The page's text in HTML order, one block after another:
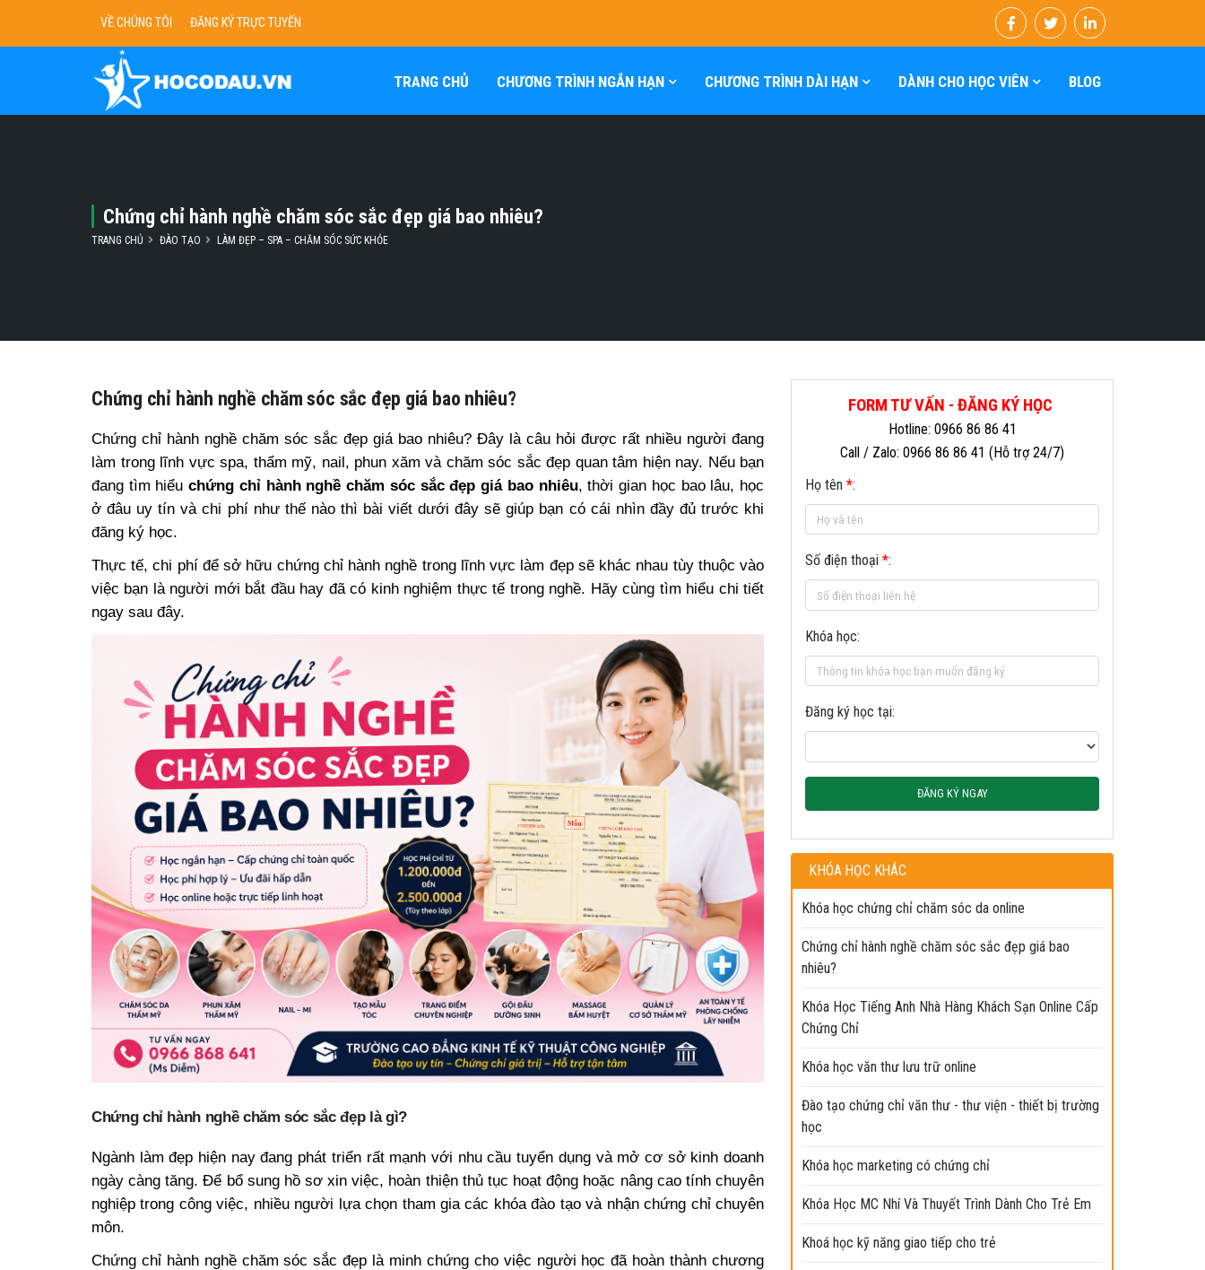
VỀ CHÚNG TÔI ĐĂNG KÝ TRỰC TUYẾN
TRANG CHỦ CHƯƠNG TRÌNH NGẮN HẠN CHƯƠNG TRÌNH DÀI HẠN DÀNH CHO HỌC VIÊN BLOG
Chứng chỉ hành nghề chăm sóc sắc đẹp giá bao nhiêu?
TRANG CHỦ ĐÀO TẠO LÀM ĐẸP – SPA – CHĂM SÓC SỨC KHỎE
Chứng chỉ hành nghề chăm sóc sắc đẹp giá bao nhiêu?
Chứng chỉ hành nghề chăm sóc sắc đẹp giá bao nhiêu? Đây là câu hỏi được rất nhiều người đang
làm trong lĩnh vực spa, thẩm mỹ, nail, phun xăm và chăm sóc sắc đẹp quan tâm hiện nay. Nếu bạn
đang tìm hiểuchứng chỉ hành nghề chăm sóc sắc đẹp giá bao nhiêu, thời gian học bao lâu, học
ở đâu uy tín và chi phí như thế nào thì bài viết dưới đây sẽ giúp bạn có cái nhìn đầy đủ trước khi
đăng ký học.
Thực tế, chi phí để sở hữu chứng chỉ hành nghề trong lĩnh vực làm đẹp sẽ khác nhau tùy thuộc vào
việc bạn là người mới bắt đầu hay đã có kinh nghiệm thực tế trong nghề. Hãy cùng tìm hiểu chi tiết
ngay sau đây.
Chứng chỉ hành nghề chăm sóc sắc đẹp là gì?
Ngành làm đẹp hiện nay đang phát triển rất mạnh với nhu cầu tuyển dụng và mở cơ sở kinh doanh
ngày càng tăng. Để bổ sung hồ sơ xin việc, hoàn thiện thủ tục hoạt động hoặc nâng cao tính chuyên
nghiệp trong công việc, nhiều người lựa chọn tham gia các khóa đào tạo và nhận chứng chỉ chuyên
môn.
Chứng chỉ hành nghề chăm sóc sắc đẹp là minh chứng cho việc người học đã hoàn thành chương
FORM TƯ VẤN - ĐĂNG KÝ HỌC
Hotline: 0966 86 86 41
Call / Zalo: 0966 86 86 41 (Hỗ trợ 24/7)
Họ tên *:
Số điện thoại *:
Khóa học:
Đăng ký học tại:
ĐĂNG KÝ NGAY
KHÓA HỌC KHÁC
Khóa học chứng chỉ chăm sóc da online
Chứng chỉ hành nghề chăm sóc sắc đẹp giá bao
nhiêu?
Khóa Học Tiếng Anh Nhà Hàng Khách Sạn Online Cấp
Chứng Chỉ
Khóa học văn thư lưu trữ online
Đào tạo chứng chỉ văn thư - thư viện - thiết bị trường
học
Khóa học marketing có chứng chỉ
Khóa Học MC Nhí Và Thuyết Trình Dành Cho Trẻ Em
Khoá học kỹ năng giao tiếp cho trẻ